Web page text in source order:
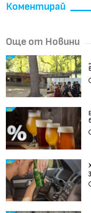
Коментирай
Още от Новини